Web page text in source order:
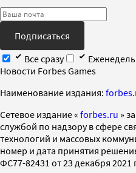
Подписаться
Все сразу
Новости Forbes Games
Наименование издания:
Cетевое издание « forbes.ru »
службой по надзору в сфере
технологий и массовых
номер и дата принятия
ФС77-82431 от 23 декабря 2021